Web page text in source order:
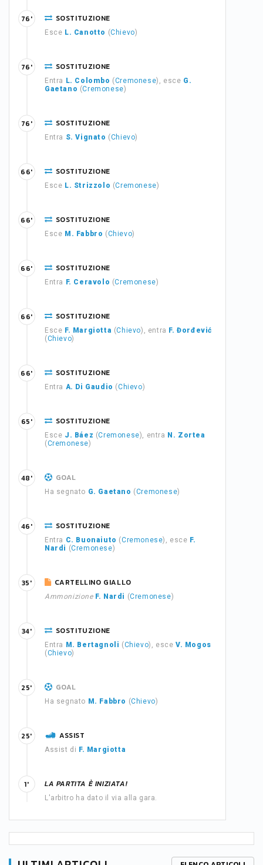
SOSTITUZIONE
Esce L. Canotto (Chievo)
76'
SOSTITUZIONE
Entra L. Colombo (Cremonese), esce G.
Gaetano (Cremonese)
76'
SOSTITUZIONE
Entra S. Vignato (Chievo)
76'
SOSTITUZIONE
Esce L. Strizzolo (Cremonese)
66'
SOSTITUZIONE
Esce M. Fabbro (Chievo)
66'
SOSTITUZIONE
Entra F. Ceravolo (Cremonese)
66'
SOSTITUZIONE
Esce F. Margiotta (Chievo), entra F. Đorđević
(Chievo)
66'
SOSTITUZIONE
Entra A. Di Gaudio (Chievo)
66'
SOSTITUZIONE
Esce J. Báez (Cremonese), entra N. Zortea
(Cremonese)
65'
GOAL
Ha segnato G. Gaetano (Cremonese)
48'
SOSTITUZIONE
Entra C. Buonaiuto (Cremonese), esce F.
Nardi (Cremonese)
46'
CARTELLINO GIALLO
Ammonizione F. Nardi (Cremonese)
35'
SOSTITUZIONE
Entra M. Bertagnoli (Chievo), esceV. Mogos
(Chievo)
34'
GOAL
Ha segnato M. Fabbro (Chievo)
25'
ASSIST
Assist di F. Margiotta
25'
LA PARTITA È INIZIATA!
L'arbitro ha dato il via alla gara.
1'